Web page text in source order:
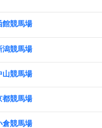
館競馬場
潟競馬場
山競馬場
都競馬場
倉競馬場